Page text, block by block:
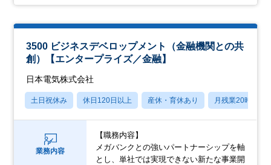
3500 ビジネスデベロップメント（金融機関との共
創）【エンタープライズ／金融】
日本電気株式会社
土日祝休み 休日120日以上 産休・育休あり 月残業20時間以
業務内容
【職務内容】
メガバンクとの強いパートナーシップを軸
とし、単社では実現できない新たな事業開